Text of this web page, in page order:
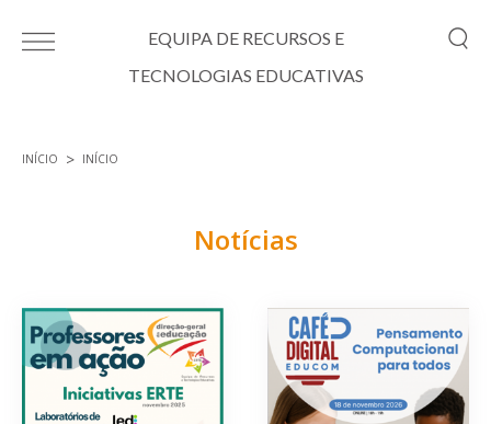
EQUIPA DE RECURSOS E
TECNOLOGIAS EDUCATIVAS
INÍCIO INÍCIO
Notícias
Páginas